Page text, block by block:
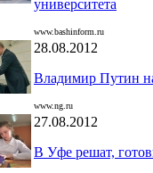
университета
www.bashinform.ru
28.08.2012
Владимир Путин
www.ng.ru
27.08.2012
В Уфе решат,